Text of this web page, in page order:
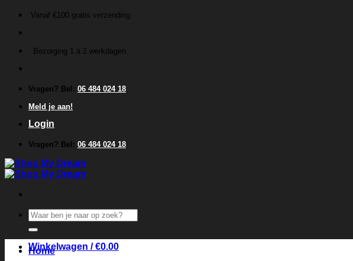
inhoud
Vanaf €100 gratis verzending
Bezorging 1 á 2 werkdagen
Vragen? Bel: 06 484 024 18
Meld je aan!
Login
Vragen? Bel: 06 484 024 18
Zoeken
naar:
Winkelwagen /€0.00
Home